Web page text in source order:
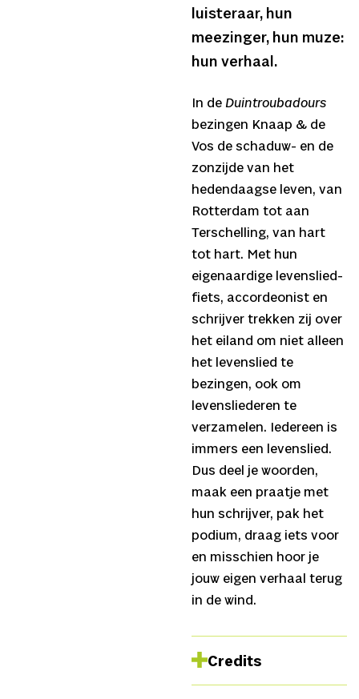
luisteraar, hun
meezinger, hun muze:
hun verhaal.
In de Duintroubadours
bezingen Knaap & de
Vos de schaduw- en de
zonzijde van het
hedendaagse leven, van
Rotterdam tot aan
Terschelling, van hart
tot hart. Met hun
eigenaardige levenslied-
fiets, accordeonist en
schrijver trekken zij over
het eiland om niet alleen
het levenslied te
bezingen, ook om
levensliederen te
verzamelen. Iedereen is
immers een levenslied.
Dus deel je woorden,
maak een praatje met
hun schrijver, pak het
podium, draag iets voor
en misschien hoor je
jouw eigen verhaal terug
in de wind.
Credits